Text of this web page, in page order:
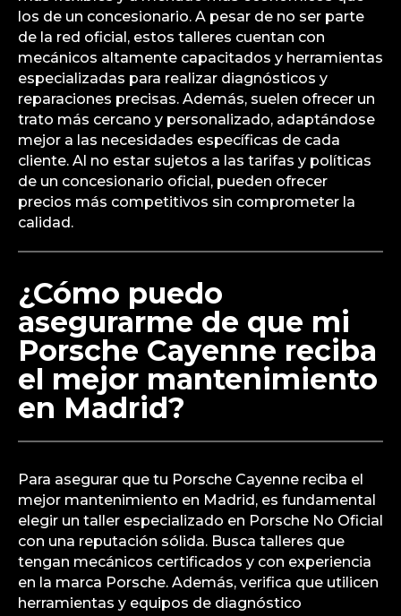
los de un concesionario. A pesar de no ser parte
de la red oficial, estos talleres cuentan con
mecánicos altamente capacitados y herramientas
especializadas para realizar diagnósticos y
reparaciones precisas. Además, suelen ofrecer un
trato más cercano y personalizado, adaptándose
mejor a las necesidades específicas de cada
cliente. Al no estar sujetos a las tarifas y políticas
de un concesionario oficial, pueden ofrecer
precios más competitivos sin comprometer la
calidad.
¿Cómo puedo
asegurarme de que mi
Porsche Cayenne reciba
el mejor mantenimiento
en Madrid?
Para asegurar que tu Porsche Cayenne reciba el
mejor mantenimiento en Madrid, es fundamental
elegir un taller especializado en Porsche No Oficial
con una reputación sólida. Busca talleres que
tengan mecánicos certificados y con experiencia
en la marca Porsche. Además, verifica que utilicen
herramientas y equipos de diagnóstico